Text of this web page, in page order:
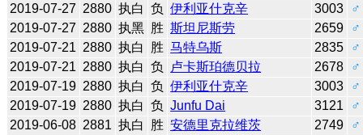
2019-07-27 2880 执白 负 伊利亚什克辛 3003
♂
2019-07-27 2880 执黑 胜 斯坦尼斯劳 2659
♂
2019-07-21 2880 执白 胜 马特乌斯 2835
♂
2019-07-21 2880 执白 负 卢卡斯珀德贝拉 2678
♂
2019-07-19 2880 执白 负 伊利亚什克辛 3003
♂
2019-07-19 2880 执白 负 Junfu Dai 3121
♂
2019-06-08 2881 执白 胜 安德里克拉维茨 2749
♂